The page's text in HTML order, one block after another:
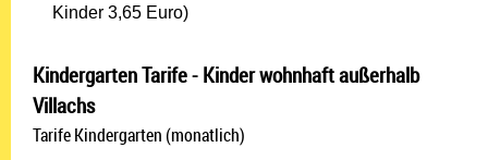
Kinder 3,65 Euro)
Kindergarten Tarife - Kinder wohnhaft außerhalb
Villachs
Tarife Kindergarten (monatlich)